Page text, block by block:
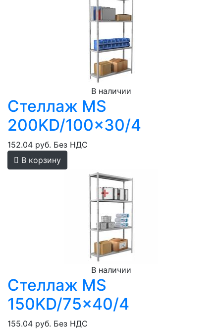
В наличии
Стеллаж MS
200KD/100x30/4
152.04 руб. Без НДС
В корзину
В наличии
Стеллаж MS
150KD/75x40/4
155.04 руб. Без НДС